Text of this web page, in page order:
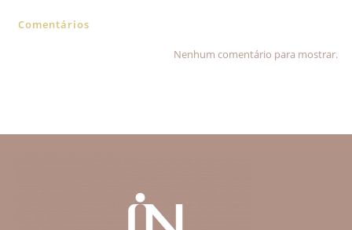
Comentários
Nenhum comentário para mostrar.